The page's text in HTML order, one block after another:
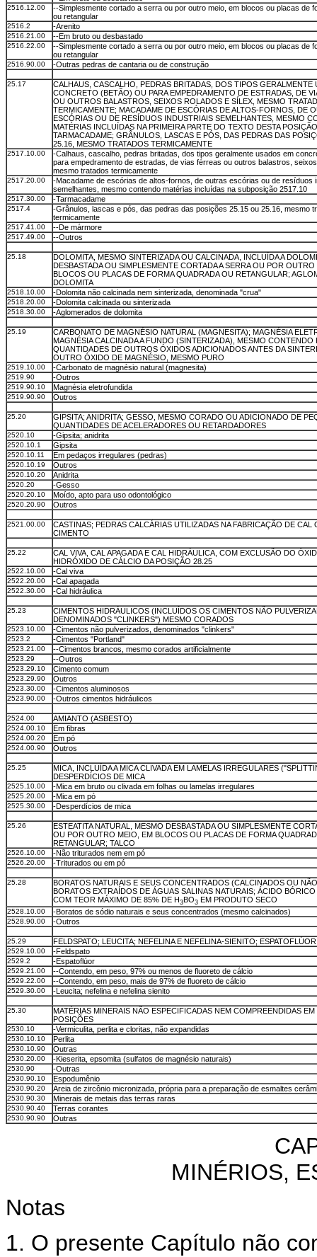
2516.12.00
--Simplesmente cortado a serra ou por outro meio, em blocos ou placas de
ou retangular
2516.2 -Arenito
2516.21.00 --Em bruto ou desbastado
2516.22.00
--Simplesmente cortado a serra ou por outro meio, em blocos ou placas de
ou retangular
2516.90.00 -Outras pedras de cantaria ou de construção
25.17
CALHAUS, CASCALHO, PEDRAS BRITADAS, DOS TIPOS GERALMENTE
CONCRETO (BETÃO) OU PARA EMPEDRAMENTO DE ESTRADAS, DE
OU OUTROS BALASTROS, SEIXOS ROLADOS E SÍLEX, MESMO
TERMICAMENTE; MACADAME DE ESCÓRIAS DE ALTOS-FORNOS, DE
ESCÓRIAS OU DE RESÍDUOS INDUSTRIAIS SEMELHANTES, MESMO
MATÉRIAS INCLUÍDAS NA PRIMEIRA PARTE DO TEXTO DESTA
TARMACADAME; GRÂNULOS, LASCAS E PÓS, DAS PEDRAS DAS
25.16, MESMO TRATADOS TERMICAMENTE
2517.10.00
-Calhaus, cascalho, pedras britadas, dos tipos geralmente usados em
para empedramento de estradas, de vias férreas ou outros balastros,
mesmo tratados termicamente
2517.20.00
-Macadame de escórias de altos-fornos, de outras escórias ou de resíduos
semelhantes, mesmo contendo matérias incluídas na subposição 2517.10
2517.30.00 -Tarmacadame
2517.4
-Grânulos, lascas e pós, das pedras das posições 25.15 ou 25.16, mesmo
termicamente
2517.41.00 --De mármore
2517.49.00 --Outros
25.18
DOLOMITA, MESMO SINTERIZADA OU CALCINADA, INCLUÍDA A
DESBASTADA OU SIMPLESMENTE CORTADA A SERRA OU POR
BLOCOS OU PLACAS DE FORMA QUADRADA OU RETANGULAR;
DOLOMITA
2518.10.00 -Dolomita não calcinada nem sinterizada, denominada "crua"
2518.20.00 -Dolomita calcinada ou sinterizada
2518.30.00 -Aglomerados de dolomita
25.19
CARBONATO DE MAGNÉSIO NATURAL (MAGNESITA); MAGNÉSIA
MAGNÉSIA CALCINADA A FUNDO (SINTERIZADA), MESMO CONTENDO
QUANTIDADES DE OUTROS ÓXIDOS ADICIONADOS ANTES DA
OUTRO ÓXIDO DE MAGNÉSIO, MESMO PURO
2519.10.00 -Carbonato de magnésio natural (magnesita)
2519.90 -Outros
2519.90.10 Magnésia eletrofundida
2519.90.90 Outros
25.20
GIPSITA; ANIDRITA; GESSO, MESMO CORADO OU ADICIONADO DE
QUANTIDADES DE ACELERADORES OU RETARDADORES
2520.10 -Gipsita; anidrita
2520.10.1 Gipsita
2520.10.11 Em pedaços irregulares (pedras)
2520.10.19 Outros
2520.10.20 Anidrita
2520.20 -Gesso
2520.20.10 Moído, apto para uso odontológico
2520.20.90 Outros
2521.00.00
CASTINAS; PEDRAS CALCÁRIAS UTILIZADAS NA FABRICAÇÃO DE CAL
CIMENTO
25.22
CAL VIVA, CAL APAGADA E CAL HIDRÁULICA, COM EXCLUSÃO DO
HIDRÓXIDO DE CÁLCIO DA POSIÇÃO 28.25
2522.10.00 -Cal viva
2522.20.00 -Cal apagada
2522.30.00 -Cal hidráulica
25.23
CIMENTOS HIDRÁULICOS (INCLUÍDOS OS CIMENTOS NÃO
DENOMINADOS "CLINKERS") MESMO CORADOS
2523.10.00 -Cimentos não pulverizados, denominados "clinkers"
2523.2 -Cimentos "Portland"
2523.21.00 --Cimentos brancos, mesmo corados artificialmente
2523.29 --Outros
2523.29.10 Cimento comum
2523.29.90 Outros
2523.30.00 -Cimentos aluminosos
2523.90.00 -Outros cimentos hidráulicos
2524.00 AMIANTO (ASBESTO)
2524.00.10 Em fibras
2524.00.20 Em pó
2524.00.90 Outros
25.25
MICA, INCLUÍDA A MICA CLIVADA EM LAMELAS IRREGULARES
DESPERDÍCIOS DE MICA
2525.10.00 -Mica em bruto ou clivada em folhas ou lamelas irregulares
2525.20.00 -Mica em pó
2525.30.00 -Desperdícios de mica
25.26
ESTEATITA NATURAL, MESMO DESBASTADA OU SIMPLESMENTE
OU POR OUTRO MEIO, EM BLOCOS OU PLACAS DE FORMA
RETANGULAR; TALCO
2526.10.00 -Não triturados nem em pó
2526.20.00 -Triturados ou em pó
25.28
BORATOS NATURAIS E SEUS CONCENTRADOS (CALCINADOS OU
BORATOS EXTRAÍDOS DE ÁGUAS SALINAS NATURAIS; ÁCIDO
COM TEOR MÁXIMO DE 85% DE H3BO3 EM PRODUTO SECO
2528.10.00 -Boratos de sódio naturais e seus concentrados (mesmo calcinados)
2528.90.00 -Outros
25.29 FELDSPATO; LEUCITA; NEFELINA E NEFELINA-SIENITO; ESPATOFLÚOR
2529.10.00 -Feldspato
2529.2 -Espatoflúor
2529.21.00 --Contendo, em peso, 97% ou menos de fluoreto de cálcio
2529.22.00 --Contendo, em peso, mais de 97% de fluoreto de cálcio
2529.30.00 -Leucita; nefelina e nefelina sienito
25.30
MATÉRIAS MINERAIS NÃO ESPECIFICADAS NEM COMPREENDIDAS
POSIÇÕES
2530.10 -Vermiculita, perlita e cloritas, não expandidas
2530.10.10 Perlita
2530.10.90 Outras
2530.20.00 -Kieserita, epsomita (sulfatos de magnésio naturais)
2530.90 -Outras
2530.90.10 Espodumênio
2530.90.20 Areia de zircônio micronizada, própria para a preparação de esmaltes
2530.90.30 Minerais de metais das terras raras
2530.90.40 Terras corantes
2530.90.90 Outras
MINÉRIOS,
Notas
1. O presente Capítulo não